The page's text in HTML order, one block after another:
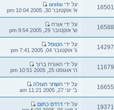
16501
הודעה
אחרונה
על ידי orsho
א' אוקטובר 30, 2005 10:04 pm
16588
הודעה
אחרונה
על ידי אורח
ש' אוקטובר 29, 2005 9:54 pm
14297
הודעה
אחרונה
על ידי הטופל
ג' אוקטובר 04, 2005 7:41 pm
11679
הודעה
אחרונה
על ידי האורח ברוך
ה' אוגוסט 25, 2005 10:51 pm
16655
הודעה
אחרונה
על ידי השחר העולה
ב' יוני 27, 2005 11:21 am
19371
הודעה
על ידי דרדס כתום